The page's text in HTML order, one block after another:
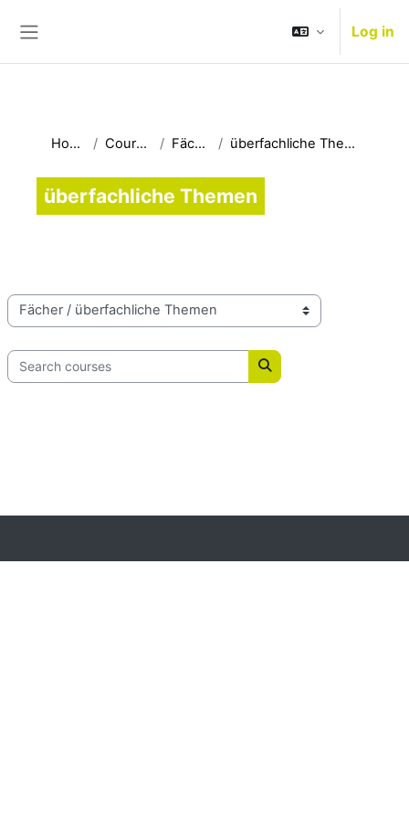
Log in
Home Courses Fächer überfachliche Themen
überfachliche Themen
Course categories
Search courses
Search courses